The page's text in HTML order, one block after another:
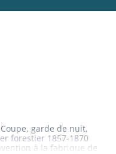
garde de nuit,
forestier 1857-1870
à la fabrique de